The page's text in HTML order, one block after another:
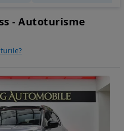
- Autoturisme